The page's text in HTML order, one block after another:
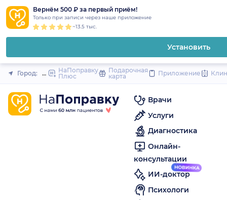
Вернём 500 ₽ за первый приём!
Только при записи через наше приложение
~13.5 тыс.
Установить
Закрыть
Город: Нижний Новгород
НаПоправку
Плюс
Подарочная
карта
Приложение
Врачи
Услуги
Диагностика
Онлайн-
консультации
ИИ-доктор
Психологи